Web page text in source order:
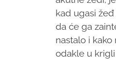
kad ugasi
da će ga
nastalo i
odakle u